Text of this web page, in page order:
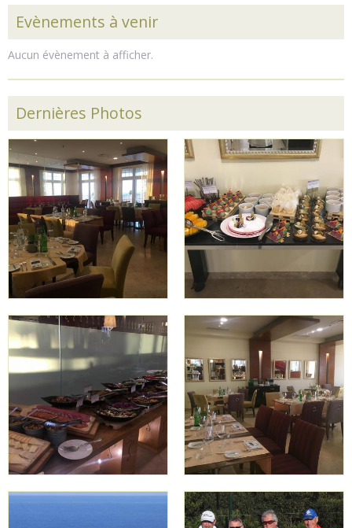
Evènements à venir
Aucun évènement à afficher.
Dernières Photos